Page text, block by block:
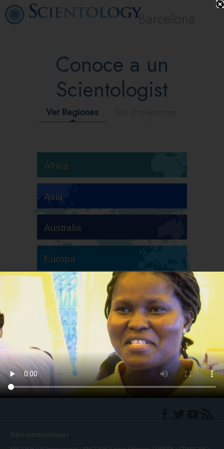
Barcelona
Conoce a un
Scientologist
Ver Regiones
África
Asia
Australia
Europa
Sudamérica
Norteamérica
Sitios Internacionales